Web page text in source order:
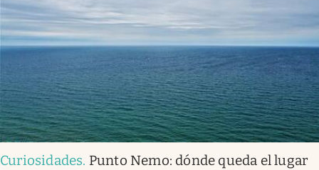
Curiosidades. Punto Nemo: dónde queda el lugar